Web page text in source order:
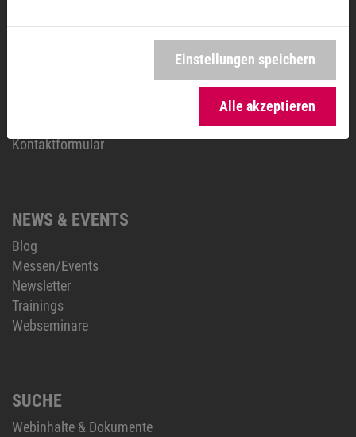
Südstraße 38
Kontaktformular
NEWS & EVENTS
Blog
Messen/Events
Newsletter
Trainings
Webseminare
SUCHE
Webinhalte & Dokumente
Einstellungen speichern
Alle akzeptieren